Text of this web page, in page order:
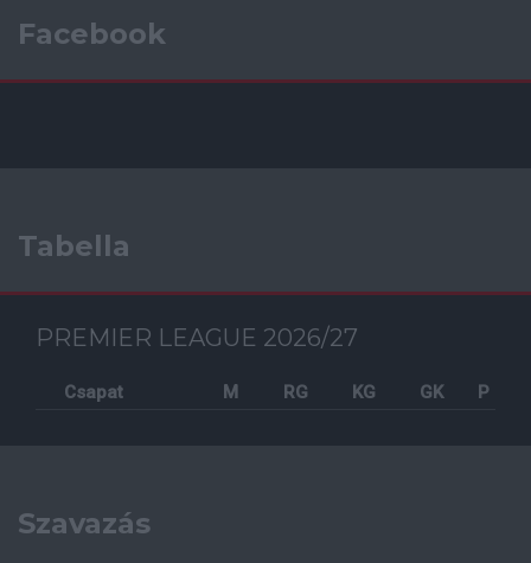
Facebook
Tabella
PREMIER LEAGUE 2026/27
Csapat M RG KG GK P
Szavazás